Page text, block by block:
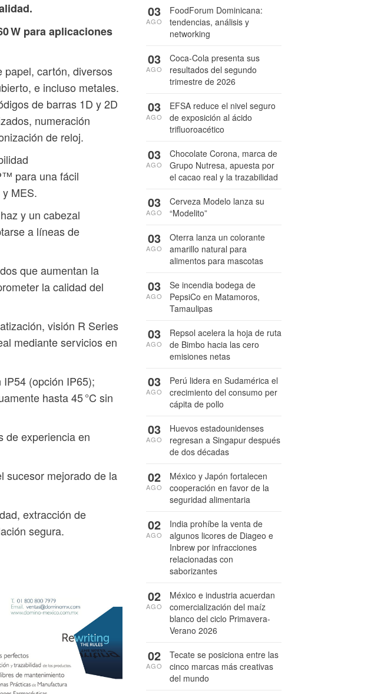
W para aplicaciones
papel, cartón, diversos
e incluso metales.
de barras 1D y 2D
numeración
de reloj.
para una fácil
MES.
y un cabezal
a líneas de
que aumentan la
la calidad del
visión R Series
mediante servicios en
(opción IP65);
hasta 45 °C sin
de experiencia en
sucesor mejorado de la
extracción de
segura.
FoodForum Dominicana:
tendencias, análisis y
networking
03
AGO
Coca-Cola presenta sus
resultados del segundo
trimestre de 2026
03
AGO
EFSA reduce el nivel seguro
de exposición al ácido
trifluoroacético
03
AGO
Chocolate Corona, marca de
Grupo Nutresa, apuesta por
el cacao real y la trazabilidad
03
AGO
Cerveza Modelo lanza su
“Modelito”
03
AGO
Oterra lanza un colorante
amarillo natural para
alimentos para mascotas
03
AGO
Se incendia bodega de
PepsiCo en Matamoros,
Tamaulipas
03
AGO
Repsol acelera la hoja de ruta
de Bimbo hacia las cero
emisiones netas
03
AGO
Perú lidera en Sudamérica el
crecimiento del consumo per
cápita de pollo
03
AGO
Huevos estadounidenses
regresan a Singapur después
de dos décadas
03
AGO
México y Japón fortalecen
cooperación en favor de la
seguridad alimentaria
02
AGO
India prohíbe la venta de
algunos licores de Diageo e
Inbrew por infracciones
relacionadas con
saborizantes
02
AGO
México e industria acuerdan
comercialización del maíz
blanco del ciclo Primavera-
Verano 2026
02
AGO
Tecate se posiciona entre las
cinco marcas más creativas
del mundo
02
AGO